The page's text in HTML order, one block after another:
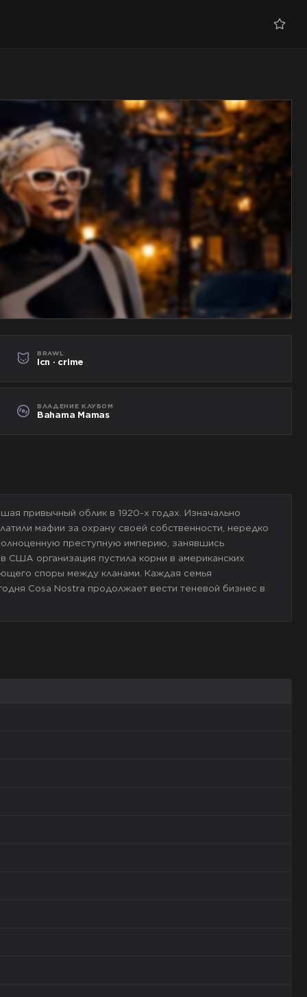
BRAWL
lcn · crime
ВЛАДЕНИЕ КЛУБОМ
Bahama Mamas
привычный облик в 1920-х годах. Изначально
мафии за охрану своей собственности, нередко
преступную империю, занявшись
США организация пустила корни в американских
споры между кланами. Каждая семья
Cosa Nostra продолжает вести теневой бизнес в